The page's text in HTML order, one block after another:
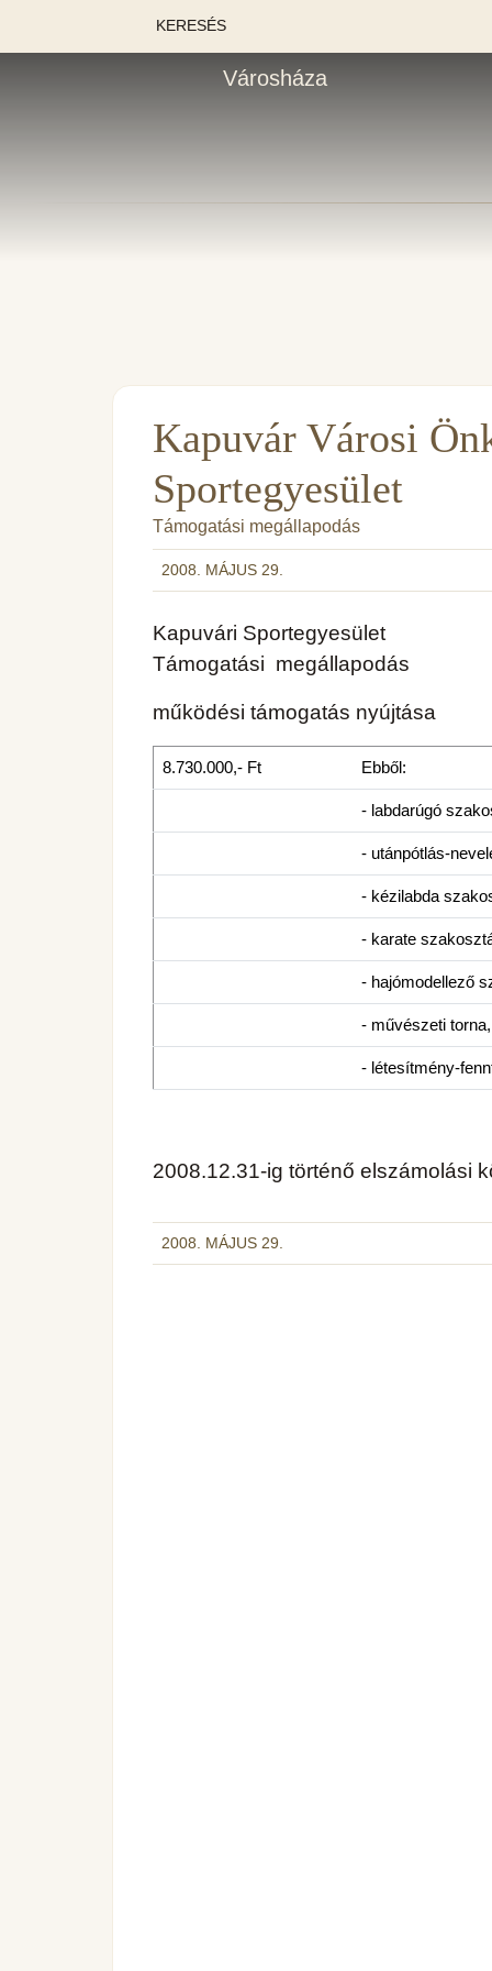
KERESÉS
Városháza
Kapuvár Városi
Sportegyesület
Támogatási megállapodás
2008. MÁJUS 29.
Kapuvári Sportegyesület
Támogatási megállapodás
működési támogatás nyújtása
8.730.000,- Ft Ebből:
- labdarúgó
- utánpótlás-
- kézilabda
- karate
- hajómodellező
- művészeti
- létesítmény-
2008.12.31-ig történő elszámolási
2008. MÁJUS 29.